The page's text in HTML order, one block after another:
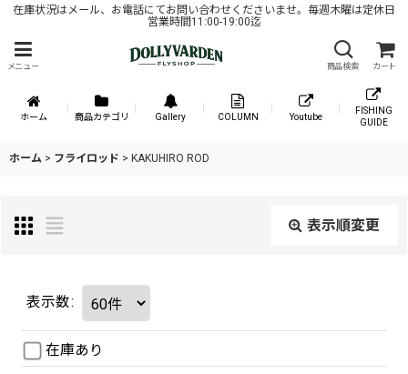
在庫状況はメール、お電話にてお問い合わせくださいませ。毎週木曜は定休日
営業時間11:00-19:00迄
メニュー 商品検索 カート
ホーム 商品カテゴリ Gallery COLUMN Youtube
FISHING
GUIDE
ホーム > フライロッド > KAKUHIRO ROD
表示順変更
表示数:
在庫あり